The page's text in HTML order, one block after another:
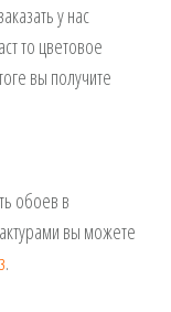
у нас
то цветовое
вы получите
обоев в
вы можете
.